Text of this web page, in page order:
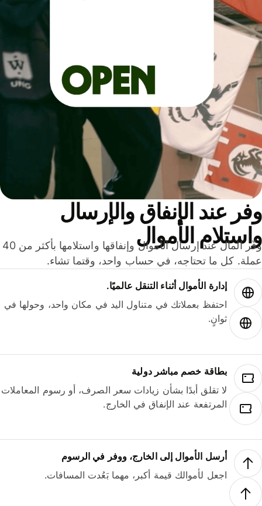
عند الإنفاق والإرسال
الأموال
وفّر المال عند إرسال الأموال وإنفاقها واستلامها بأكثر من 40
كل ما تحتاجه، في حساب واحد، وقتما تشاء.
إدارة الأموال أثناء التنقل عالميًا.
احتفظ بعملاتك في متناول اليد في مكان واحد، وحولها في
ثوانٍ.
بطاقة خصم مباشر دولية
لا تقلق أبدًا بشأن زيادات سعر الصرف، أو رسوم المعاملات
المرتفعة عند الإنفاق في الخارج.
أرسل الأموال إلى الخارج، ووفر في الرسوم
اجعل لأموالك قيمة أكبر، مهما بَعُدت المسافات.